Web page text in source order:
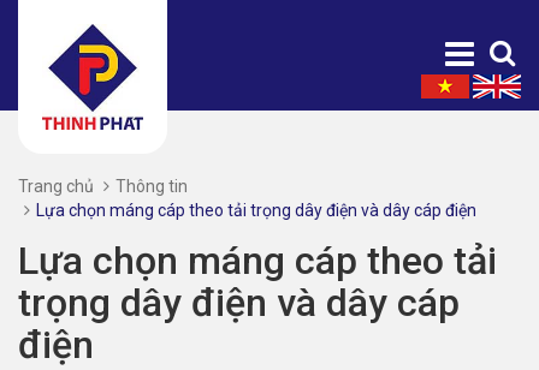
Trang chủ
Thông tin
Lựa chọn máng cáp theo tải trọng dây điện và dây cáp điện
Lựa chọn máng cáp theo tải
trọng dây điện và dây cáp
điện